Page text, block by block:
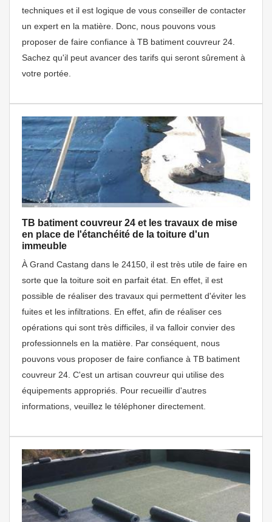
techniques et il est logique de vous conseiller de contacter
un expert en la matière. Donc, nous pouvons vous
proposer de faire confiance à TB batiment couvreur 24.
Sachez qu'il peut avancer des tarifs qui seront sûrement à
votre portée.
TB batiment couvreur 24 et les travaux de mise
en place de l'étanchéité de la toiture d'un
immeuble
À Grand Castang dans le 24150, il est très utile de faire en
sorte que la toiture soit en parfait état. En effet, il est
possible de réaliser des travaux qui permettent d'éviter les
fuites et les infiltrations. En effet, afin de réaliser ces
opérations qui sont très difficiles, il va falloir convier des
professionnels en la matière. Par conséquent, nous
pouvons vous proposer de faire confiance à TB batiment
couvreur 24. C'est un artisan couvreur qui utilise des
équipements appropriés. Pour recueillir d'autres
informations, veuillez le téléphoner directement.